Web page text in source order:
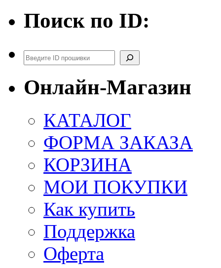
Поиск по ID:
Поиск
Онлайн-Магазин
КАТАЛОГ
ФОРМА ЗАКАЗА
КОРЗИНА
МОИ ПОКУПКИ
Как купить
Поддержка
Оферта